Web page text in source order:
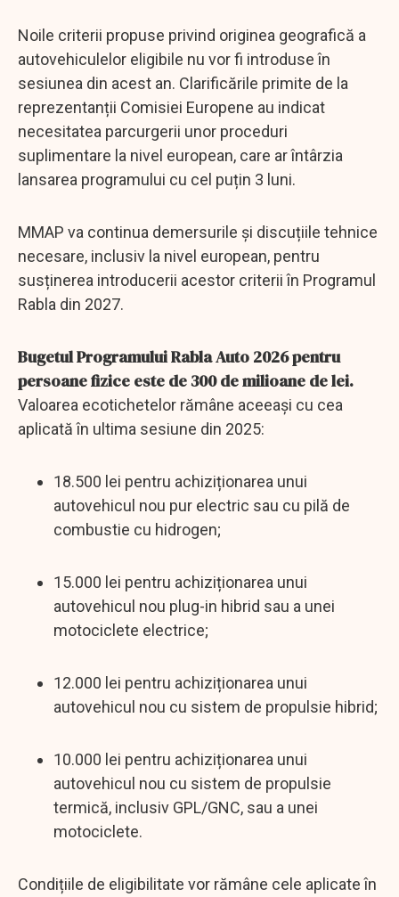
Noile criterii propuse privind originea geografică a
autovehiculelor eligibile nu vor fi introduse în
sesiunea din acest an. Clarificările primite de la
reprezentanții Comisiei Europene au indicat
necesitatea parcurgerii unor proceduri
suplimentare la nivel european, care ar întârzia
lansarea programului cu cel puțin 3 luni.
MMAP va continua demersurile și discuțiile tehnice
necesare, inclusiv la nivel european, pentru
susținerea introducerii acestor criterii în Programul
Rabla din 2027.
Bugetul Programului Rabla Auto 2026 pentru
persoane fizice este de 300 de milioane de lei.
Valoarea ecotichetelor rămâne aceeași cu cea
aplicată în ultima sesiune din 2025:
18.500 lei pentru achiziționarea unui
autovehicul nou pur electric sau cu pilă de
combustie cu hidrogen;
15.000 lei pentru achiziționarea unui
autovehicul nou plug-in hibrid sau a unei
motociclete electrice;
12.000 lei pentru achiziționarea unui
autovehicul nou cu sistem de propulsie hibrid;
10.000 lei pentru achiziționarea unui
autovehicul nou cu sistem de propulsie
termică, inclusiv GPL/GNC, sau a unei
motociclete.
Condițiile de eligibilitate vor rămâne cele aplicate în